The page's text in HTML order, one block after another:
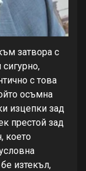
затвора с
с това
осъмна
изцепки зад
престой зад
което
изтекъл,